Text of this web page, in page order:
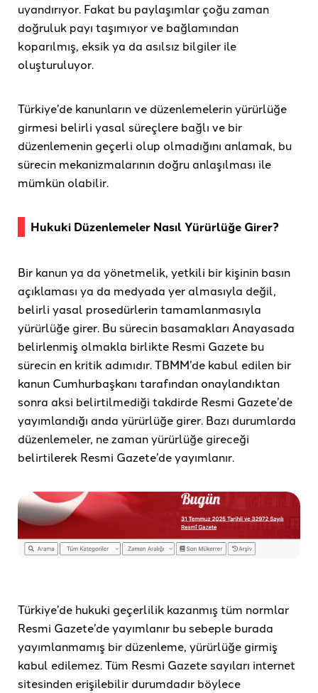
uyandırıyor. Fakat bu paylaşımlar çoğu zaman
doğruluk payı taşımıyor ve bağlamından
koparılmış, eksik ya da asılsız bilgiler ile
oluşturuluyor.
Türkiye’de kanunların ve düzenlemelerin yürürlüğe
girmesi belirli yasal süreçlere bağlı ve bir
düzenlemenin geçerli olup olmadığını anlamak, bu
sürecin mekanizmalarının doğru anlaşılması ile
mümkün olabilir.
Hukuki Düzenlemeler Nasıl Yürürlüğe Girer?
Bir kanun ya da yönetmelik, yetkili bir kişinin basın
açıklaması ya da medyada yer almasıyla değil,
belirli yasal prosedürlerin tamamlanmasıyla
yürürlüğe girer. Bu sürecin basamakları Anayasada
belirlenmiş olmakla birlikte Resmi Gazete bu
sürecin en kritik adımıdır. TBMM’de kabul edilen bir
kanun Cumhurbaşkanı tarafından onaylandıktan
sonra aksi belirtilmediği takdirde Resmi Gazete’de
yayımlandığı anda yürürlüğe girer. Bazı durumlarda
düzenlemeler, ne zaman yürürlüğe gireceği
belirtilerek Resmi Gazete’de yayımlanır.
Türkiye’de hukuki geçerlilik kazanmış tüm normlar
Resmi Gazete’de yayımlanır bu sebeple burada
yayımlanmamış bir düzenleme, yürürlüğe girmiş
kabul edilemez. Tüm Resmi Gazete sayıları internet
sitesinden erişilebilir durumdadır böylece